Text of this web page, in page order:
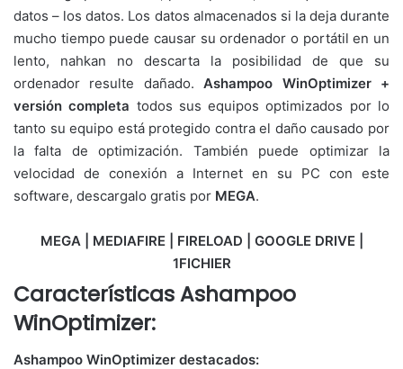
datos – los datos. Los datos almacenados si la deja durante
mucho tiempo puede causar su ordenador o portátil en un
lento, nahkan no descarta la posibilidad de que su
ordenador resulte dañado.Ashampoo WinOptimizer +
versión completa todos sus equipos optimizados por lo
tanto su equipo está protegido contra el daño causado por
la falta de optimización. También puede optimizar la
velocidad de conexión a Internet en su PC con este
software, descargalo gratis por MEGA.
MEGA | MEDIAFIRE | FIRELOAD | GOOGLE DRIVE |
1FICHIER
CaracterísticasAshampoo
WinOptimizer:
Ashampoo WinOptimizer destacados: